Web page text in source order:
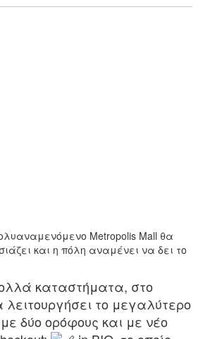
Metropolis Mall θα
και η πόλη αναμένει να δει το
καταστήματα, στο
λειτουργήσει το μεγαλύτερο
δύο ορόφους και με νέο